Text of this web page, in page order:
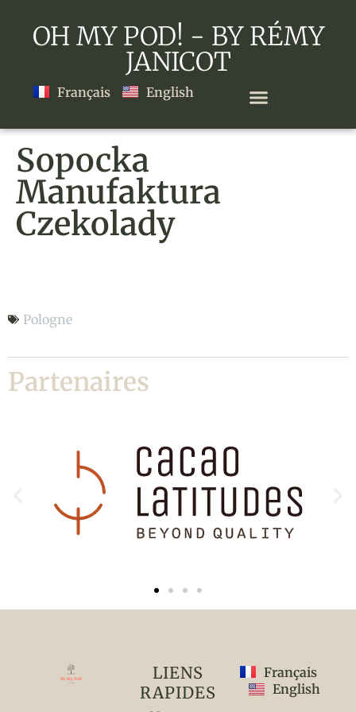
OH MY POD! - BY RÉMY
JANICOT
Français English
Sopocka
Manufaktura
Czekolady
Pologne
Partenaires
LIENS
RAPIDES
Français
English